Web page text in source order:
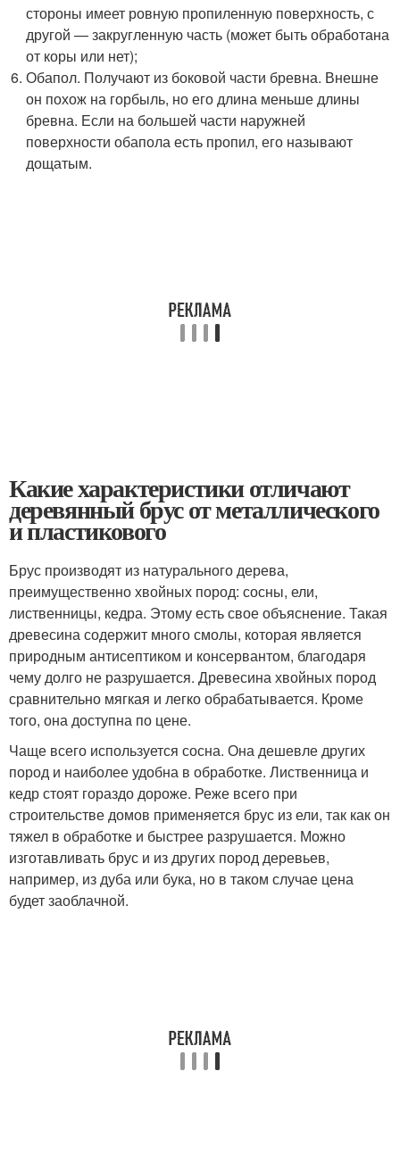
стороны имеет ровную пропиленную поверхность, с
другой — закругленную часть (может быть обработана
от коры или нет);
Обапол. Получают из боковой части бревна. Внешне
он похож на горбыль, но его длина меньше длины
бревна. Если на большей части наружней
поверхности обапола есть пропил, его называют
дощатым.
Какие характеристики отличают
деревянный брус от металлического
и пластикового
Брус производят из натурального дерева,
преимущественно хвойных пород: сосны, ели,
лиственницы, кедра. Этому есть свое объяснение. Такая
древесина содержит много смолы, которая является
природным антисептиком и консервантом, благодаря
чему долго не разрушается. Древесина хвойных пород
сравнительно мягкая и легко обрабатывается. Кроме
того, она доступна по цене.
Чаще всего используется сосна. Она дешевле других
пород и наиболее удобна в обработке. Лиственница и
кедр стоят гораздо дороже. Реже всего при
строительстве домов применяется брус из ели, так как он
тяжел в обработке и быстрее разрушается. Можно
изготавливать брус и из других пород деревьев,
например, из дуба или бука, но в таком случае цена
будет заоблачной.